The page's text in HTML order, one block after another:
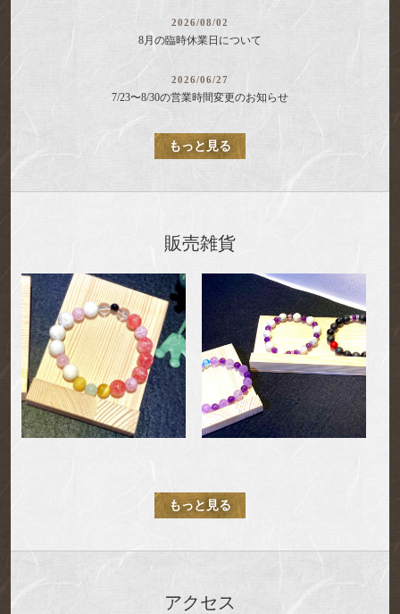
2026/08/02
8月の臨時休業日について
2026/06/27
7/23〜8/30の営業時間変更のお知らせ
もっと見る
販売雑貨
もっと見る
アクセス